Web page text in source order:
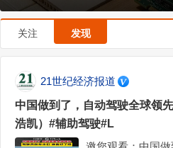
关注 发现
21世纪经济报道
中国做到了，自动驾驶全球领
浩凯）#辅助驾驶#L